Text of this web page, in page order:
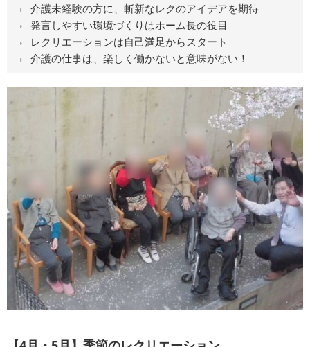
介護未経験の方に、斬新なレクのアイデアを期待
発言しやすい環境づくりはホーム長の役目
レクリエーションは自己満足からスタート
介護の仕事は、楽しく働かないと意味がない！